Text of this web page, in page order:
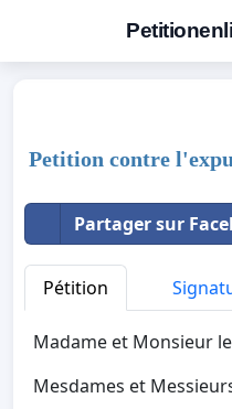
Petition contre
Partager sur
Pétition
Madame et Monsieur
Mesdames et